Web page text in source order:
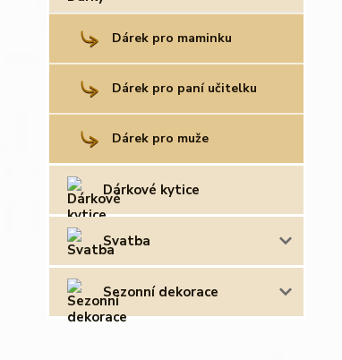
Dárek pro maminku
Dárek pro paní učitelku
Dárek pro muže
Dárkové kytice
Svatba
Sezonní dekorace